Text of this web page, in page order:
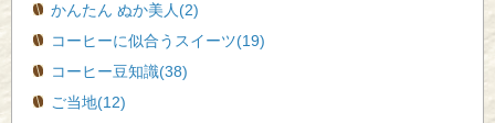
かんたん ぬか美人(2)
コーヒーに似合うスイーツ(19)
コーヒー豆知識(38)
ご当地(12)